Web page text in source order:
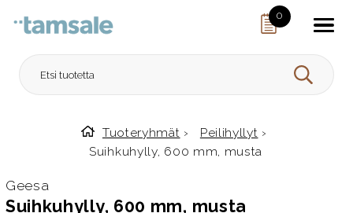
0
HAE
Etusivulle
Tuoteryhmät › Peilihyllyt ›
Suihkuhylly, 600 mm, musta
Geesa
Suihkuhylly, 600 mm, musta